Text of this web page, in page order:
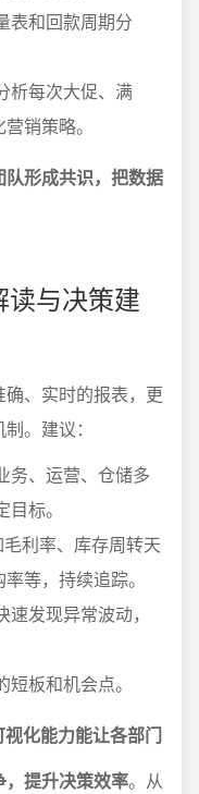
表和回款周期分
析每次大促、满
销策略。
形成共识，把数据
与决策建
、实时的报表，更
。建议：
务、运营、仓储多
标。
利率、库存周转天
等，持续追踪。
发现异常波动，
板和机会点。
化能力能让各部门
提升决策效率。从